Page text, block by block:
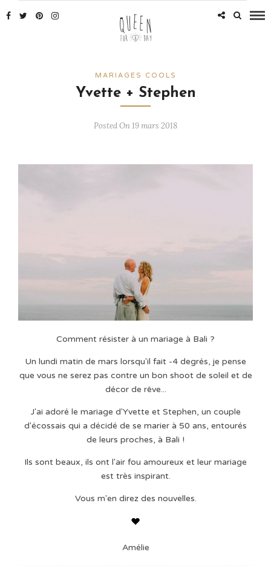
MARIAGES COOLS
Yvette + Stephen
Posted On 19 mars 2018
Comment résister à un mariage à Bali ?
Un lundi matin de mars lorsqu'il fait -4 degrés, je pense
que vous ne serez pas contre un bon shoot de soleil et de
décor de rêve...
J'ai adoré le mariage d'Yvette et Stephen, un couple
d'écossais qui a décidé de se marier à 50 ans, entourés
de leurs proches, à Bali !
Ils sont beaux, ils ont l'air fou amoureux et leur mariage
est très inspirant.
Vous m'en direz des nouvelles.
Amélie